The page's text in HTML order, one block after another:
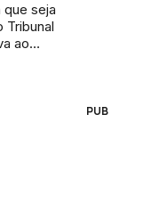
seja
Tribunal
ao
PUB